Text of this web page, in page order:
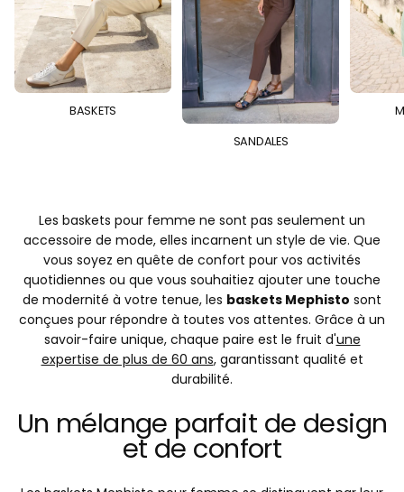
BASKETS
SANDALES
Les baskets pour femme ne sont pas seulement un
accessoire de mode, elles incarnent un style de vie. Que
vous soyez en quête de confort pour vos activités
quotidiennes ou que vous souhaitiez ajouter une touche
de modernité à votre tenue, les baskets Mephisto sont
conçues pour répondre à toutes vos attentes. Grâce à un
savoir-faire unique, chaque paire est le fruit d'une
expertise de plus de 60 ans, garantissant qualité et
durabilité.
Un mélange parfait de design
et de confort